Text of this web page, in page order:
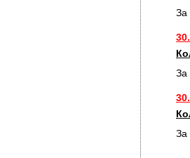
За
За
За